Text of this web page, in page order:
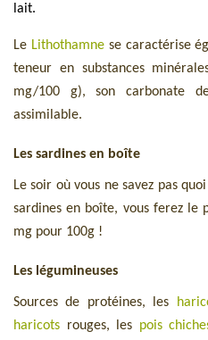
lait.
Le Lithothamne se caractérise
teneur en substances
mg/100 g), son carbonate
assimilable.
Les sardines en boîte
Le soir où vous ne savez pas
sardines en boîte, vous ferez le
mg pour 100g !
Les légumineuses
Sources de protéines, les
haricots rouges, les pois